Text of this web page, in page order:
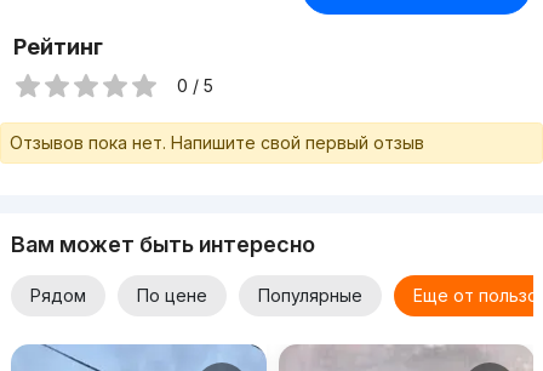
Рейтинг
0 / 5
Отзывов пока нет. Напишите свой первый отзыв
Вам может быть интересно
Рядом По цене Популярные Еще от